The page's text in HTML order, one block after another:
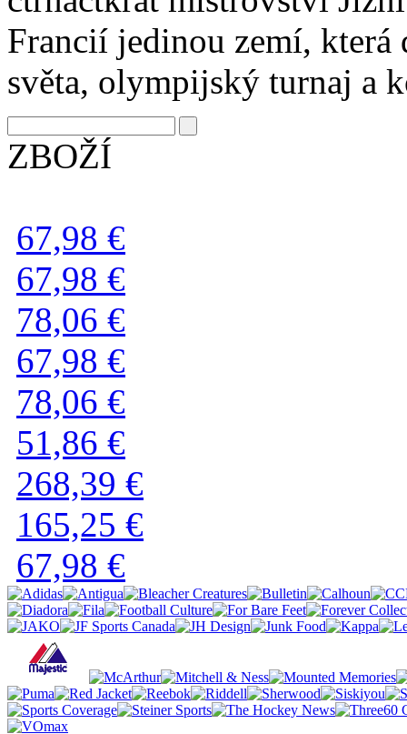
Francií jedinou zemí,
světa, olympijský turnaj a
ZBOŽÍ
67,98 €
67,98 €
78,06 €
67,98 €
78,06 €
51,86 €
268,39 €
165,25 €
67,98 €